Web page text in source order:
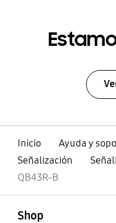
Inicio
Ayuda y
Señalización
QB43R-B
Shop